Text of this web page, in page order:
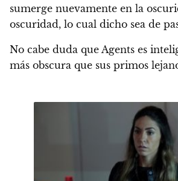
sumerge nuevamente en la
oscuridad, lo cual dicho sea de
No cabe duda que Agents es
más obscura que sus primos